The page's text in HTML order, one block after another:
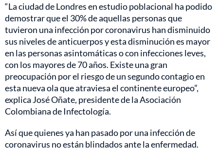
“La ciudad de Londres en estudio poblacional ha podido
demostrar que el 30% de aquellas personas que
tuvieron una infección por coronavirus han disminuido
sus niveles de anticuerpos y esta disminución es mayor
en las personas asintomáticas o con infecciones leves,
con los mayores de 70 años. Existe una gran
preocupación por el riesgo de un segundo contagio en
esta nueva ola que atraviesa el continente europeo”,
explica José Oñate, presidente de la Asociación
Colombiana de Infectología.
Así que quienes ya han pasado por una infección de
coronavirus no están blindados ante la enfermedad.